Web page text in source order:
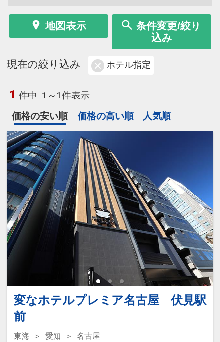
地図表示
条件変更/絞り
込み
現在の絞り込み ホテル指定
1 件中 1～1件表示
価格の安い順
価格の高い順 人気順
変なホテルプレミア名古屋 伏見駅
前
東海 愛知
名古屋